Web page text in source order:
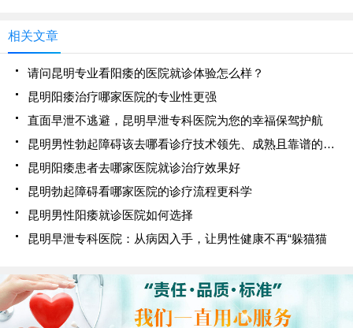
相关文章
请问昆明专业看阳痿的医院就诊体验怎么样？
昆明阳痿治疗哪家医院的专业性更强
直面早泄不逃避，昆明早泄专科医院为您的幸福保驾护航
昆明男性勃起障碍该去哪看诊疗技术领先、成熟且靠谱的医院
昆明阳痿患者去哪家医院就诊治疗效果好
昆明勃起障碍看哪家医院的诊疗流程更科学
昆明男性阳痿就诊医院如何选择
昆明早泄专科医院：从病因入手，让男性健康不再“躲猫猫